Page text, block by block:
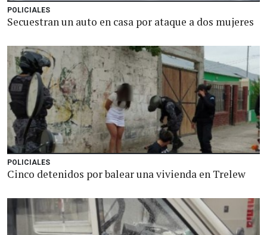
POLICIALES
Secuestran un auto en casa por ataque a dos mujeres
POLICIALES
Cinco detenidos por balear una vivienda en Trelew